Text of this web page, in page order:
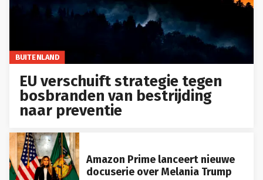
BUITENLAND
EU verschuift strategie tegen
bosbranden van bestrijding
naar preventie
Amazon Prime lanceert nieuwe
docuserie over Melania Trump